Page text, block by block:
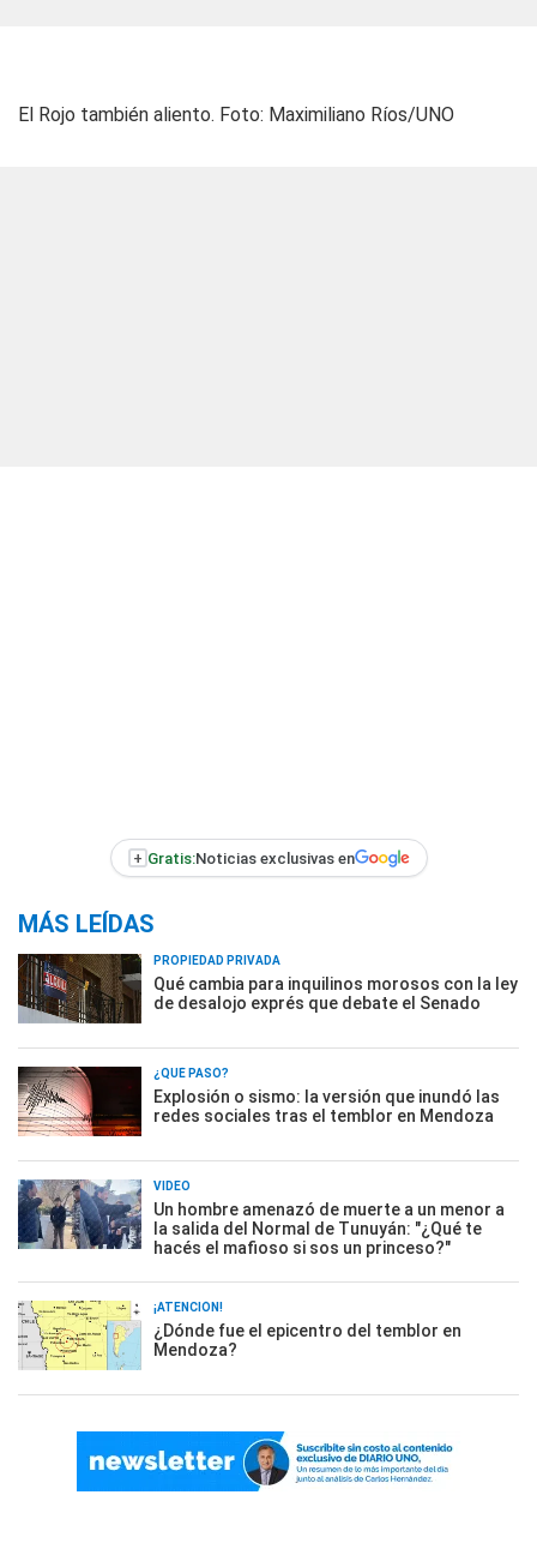
El Rojo también aliento. Foto: Maximiliano Ríos/UNO
+ Gratis:Noticias exclusivas en
MÁS LEÍDAS
PROPIEDAD PRIVADA
Qué cambia para inquilinos morosos con la ley
de desalojo exprés que debate el Senado
¿QUÉ PASÓ?
Explosión o sismo: la versión que inundó las
redes sociales tras el temblor en Mendoza
VIDEO
Un hombre amenazó de muerte a un menor a
la salida del Normal de Tunuyán: "¿Qué te
hacés el mafioso si sos un princeso?"
¡ATENCIÓN!
¿Dónde fue el epicentro del temblor en
Mendoza?